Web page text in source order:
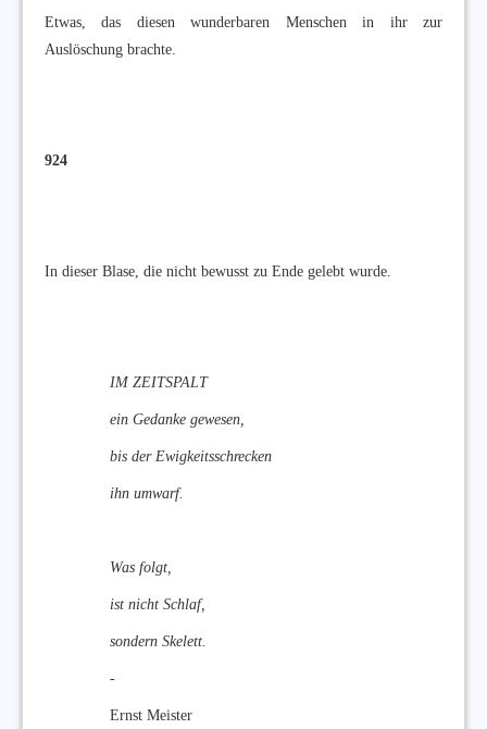
Etwas, das diesen wunderbaren Menschen in ihr zur
Auslöschung brachte.
924
In dieser Blase, die nicht bewusst zu Ende gelebt wurde.
IM ZEITSPALT
ein Gedanke gewesen,
bis der Ewigkeitsschrecken
ihn umwarf.
Was folgt,
ist nicht Schlaf,
sondern Skelett.
-
Ernst Meister